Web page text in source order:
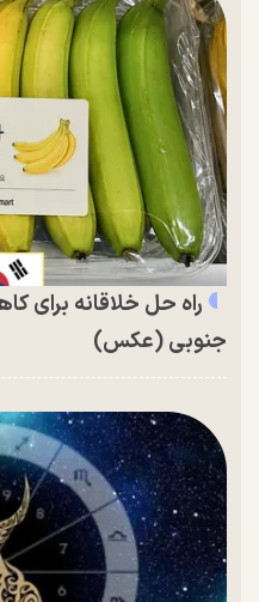
راه حل خلاقانه برای
جنوبی (عکس)